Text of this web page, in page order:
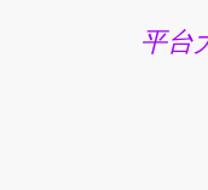
平台